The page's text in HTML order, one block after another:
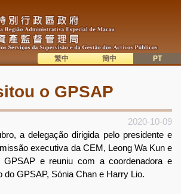
o GPSAP
2020-10-09
a delegação dirigida pelo presidente e
executiva da CEM, Leong Wa Kun e
GPSAP e reuniu com a coordenadora e
do GPSAP, Sónia Chan e Harry Lio.